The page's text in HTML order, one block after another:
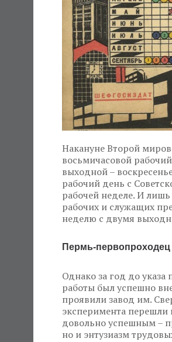
Накануне Второй
восьмичасовой
выходной –
рабочий день с
рабочей неделе. И
рабочих и служащих
неделю с двумя
Пермь-первопроходец
Однако за год до
работы был успешно
проявили завод им.
эксперимента перешли
довольно успешным –
но и энтузиазм